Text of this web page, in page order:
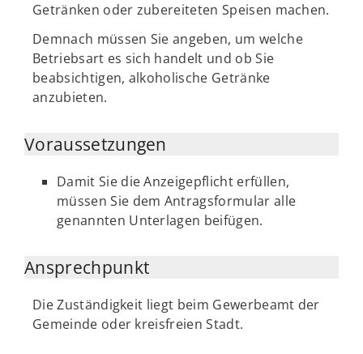
Getränken oder zubereiteten Speisen machen.
Demnach müssen Sie angeben, um welche
Betriebsart es sich handelt und ob Sie
beabsichtigen, alkoholische Getränke
anzubieten.
Voraussetzungen
Damit Sie die Anzeigepflicht erfüllen,
müssen Sie dem Antragsformular alle
genannten Unterlagen beifügen.
Ansprechpunkt
Die Zuständigkeit liegt beim Gewerbeamt der
Gemeinde oder kreisfreien Stadt.